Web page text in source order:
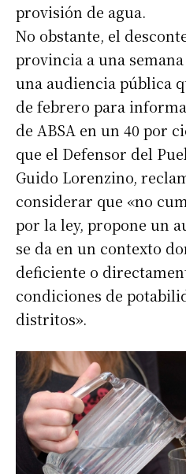
provisión de agua.
No obstante, el
provincia a una
una audiencia pública
de febrero para
de ABSA en un 40 por
que el Defensor del
Guido Lorenzino,
considerar que «no
por la ley, propone un
se da en un contexto
deficiente o
condiciones de
distritos».